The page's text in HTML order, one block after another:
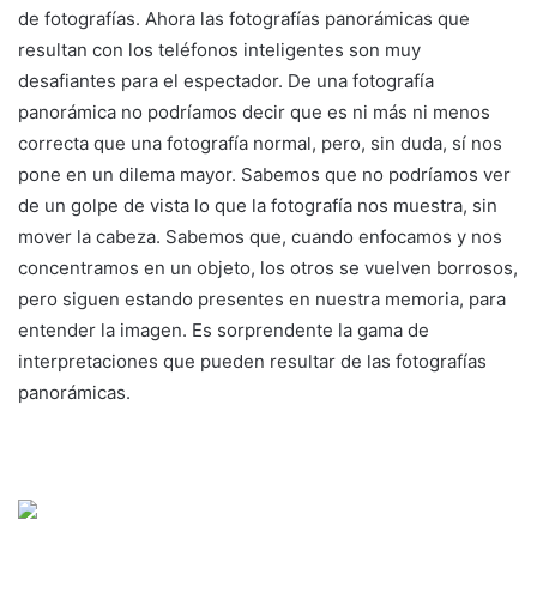
de fotografías. Ahora las fotografías panorámicas que
resultan con los teléfonos inteligentes son muy
desafiantes para el espectador. De una fotografía
panorámica no podríamos decir que es ni más ni menos
correcta que una fotografía normal, pero, sin duda, sí nos
pone en un dilema mayor. Sabemos que no podríamos ver
de un golpe de vista lo que la fotografía nos muestra, sin
mover la cabeza. Sabemos que, cuando enfocamos y nos
concentramos en un objeto, los otros se vuelven borrosos,
pero siguen estando presentes en nuestra memoria, para
entender la imagen. Es sorprendente la gama de
interpretaciones que pueden resultar de las fotografías
panorámicas.